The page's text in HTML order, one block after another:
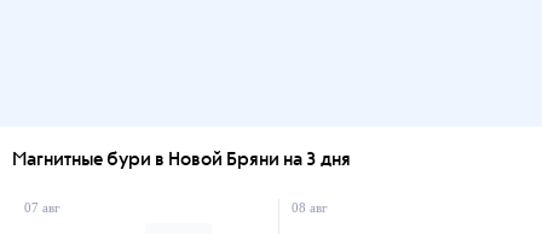
Магнитные бури в Новой Бряни на 3 дня
07 авг 08 авг